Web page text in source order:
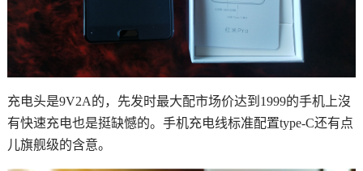
充电头是9V2A的，先发时最大配市场价达到1999的手机上沒
有快速充电也是挺缺憾的。手机充电线标准配置type-C还有点
儿旗舰级的含意。